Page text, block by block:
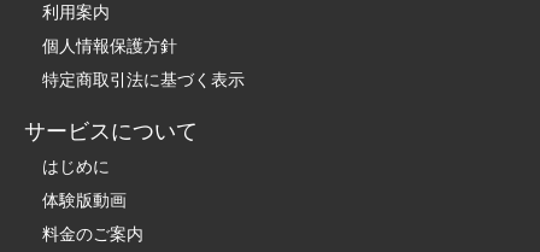
利用案内
個人情報保護方針
特定商取引法に基づく表示
サービスについて
はじめに
体験版動画
料金のご案内